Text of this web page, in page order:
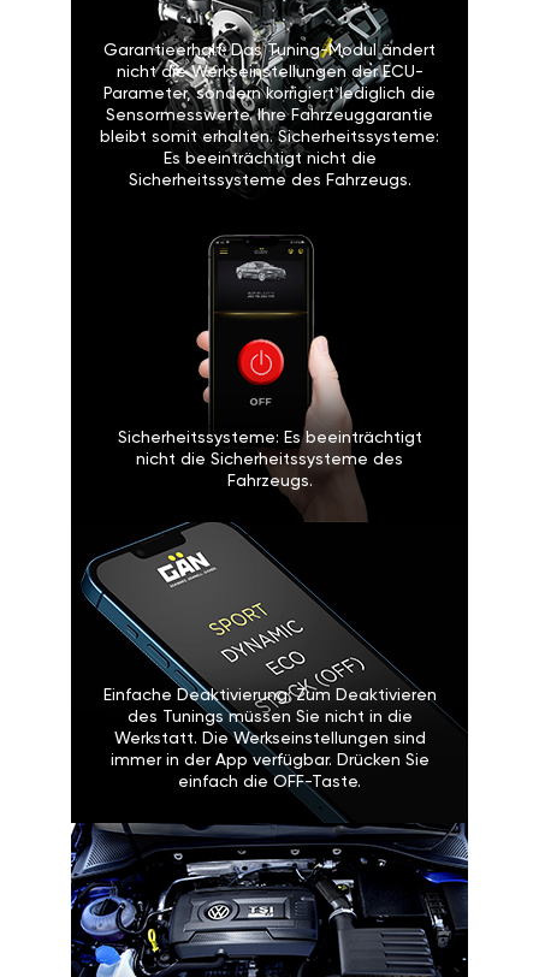
Garantieerhalt: Das Tuning-Modul ändert
nicht die Werkseinstellungen der ECU-
Parameter, sondern korrigiert lediglich die
Sensormesswerte. Ihre Fahrzeuggarantie
bleibt somit erhalten. Sicherheitssysteme:
Es beeinträchtigt nicht die
Sicherheitssysteme des Fahrzeugs.
Sicherheitssysteme: Es beeinträchtigt
nicht die Sicherheitssysteme des
Fahrzeugs.
Einfache Deaktivierung: Zum Deaktivieren
des Tunings müssen Sie nicht in die
Werkstatt. Die Werkseinstellungen sind
immer in der App verfügbar. Drücken Sie
einfach die OFF-Taste.